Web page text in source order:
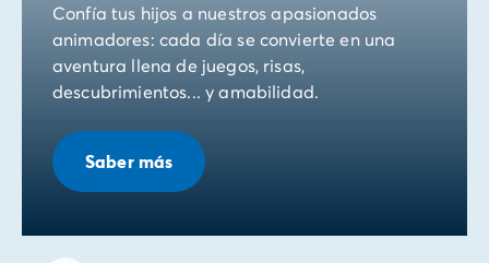
Confía tus hijos a nuestros apasionados
animadores: cada día se convierte en una
aventura llena de juegos, risas,
descubrimientos... y amabilidad.
Saber más